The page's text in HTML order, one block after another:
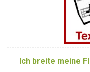
Ich breite meine